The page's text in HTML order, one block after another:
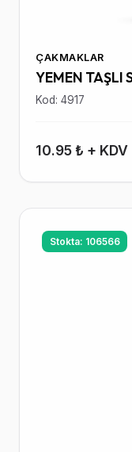
ÇAKMAKLAR
YEMEN TAŞLI
Kod: 4917
10.95 ₺ + KDV
Stokta: 106566